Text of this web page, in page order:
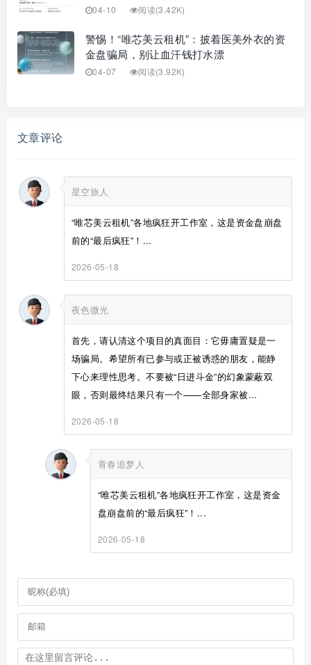
04-10 阅读(3.42K)
警惕！“唯芯美云租机”：披着医美外衣的资
金盘骗局，别让血汗钱打水漂
04-07 阅读(3.92K)
文章评论
星空旅人
“唯芯美云租机”各地疯狂开工作室，这是资金盘崩盘
前的“最后疯狂”！...
2026-05-18
夜色微光
首先，请认清这个项目的真面目：它毋庸置疑是一
场骗局。希望所有已参与或正被诱惑的朋友，能静
下心来理性思考。不要被“日进斗金”的幻象蒙蔽双
眼，否则最终结果只有一个——全部身家被...
2026-05-18
青春追梦人
“唯芯美云租机”各地疯狂开工作室，这是资金
盘崩盘前的“最后疯狂”！...
2026-05-18